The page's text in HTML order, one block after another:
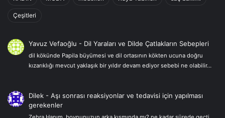
Çeşitleri
Yavuz Vefaoğlu - Dil Yaraları ve Dilde Çatlakların Sebepleri
dil kökünde Papila büyümesi ve dil ortasının kökten ucuna doğru
kızarıklığı mevcut yaklaşık bir yıldır devam ediyor sebebi ne olabilir…
Dilek -Aşı sonrası reaksiyonlar ve tedavisi için yapılması
gerekenler